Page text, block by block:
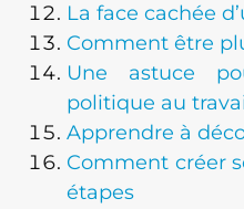
La face cachée
Comment être
Une astuce
politique au
Apprendre à
Comment créer
étapes